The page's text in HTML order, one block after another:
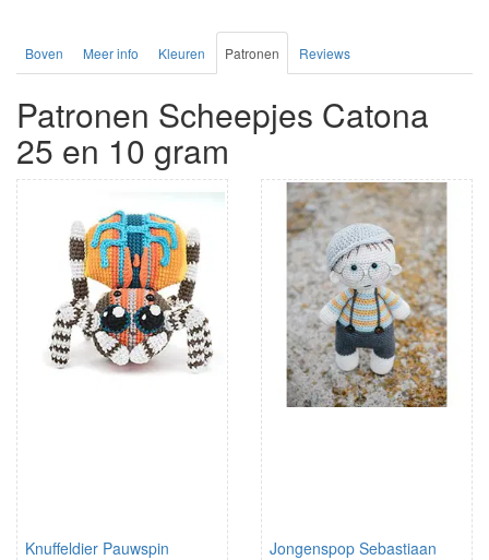
Boven Meer info Kleuren Patronen Reviews
Patronen Scheepjes Catona
25 en 10 gram
Knuffeldier Pauwspin
Jongenspop Sebastiaan